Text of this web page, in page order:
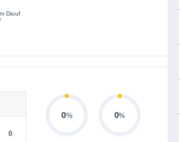
Diouf
()
0% 0%